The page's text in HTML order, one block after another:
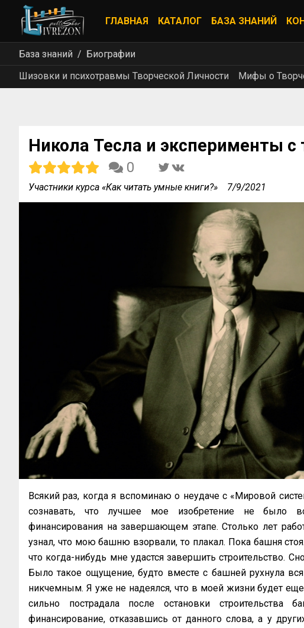
ГЛАВНАЯ КАТАЛОГ БАЗА ЗНАНИЙ
База знаний
Биографии
Шизовки и психотравмы Творческой Личности
Мифы о
Никола Тесла и эксперименты с
0
Участники курса «Как читать умные книги?» 7/9/2021
Всякий раз, когда я вспоминаю о неудаче с «Мировой
сознавать, что лучшее мое изобретение не было
финансирования на завершающем этапе. Столько лет
узнал, что мою башню взорвали, то плакал. Пока башня
что когда-нибудь мне удастся завершить строительство.
Было такое ощущение, будто вместе с башней рухнула
никчемным. Я уже не надеялся, что в моей жизни будет еще
сильно пострадала после остановки
финансирование, отказавшись от данного слова, а у